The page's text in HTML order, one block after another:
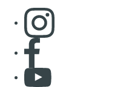
Consulter page
Consulter page
Consulter Youtube